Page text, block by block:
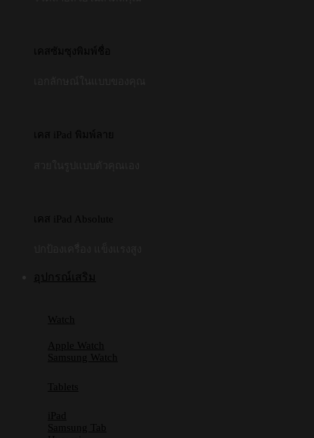
เคสซัมซุงพิมพ์ชื่อ
เคส iPad พิมพ์ลาย
เคส iPad Absolute
อุปกรณ์เสริม
Watch
Apple Watch
Samsung Watch
Tablets
iPad
Samsung Tab